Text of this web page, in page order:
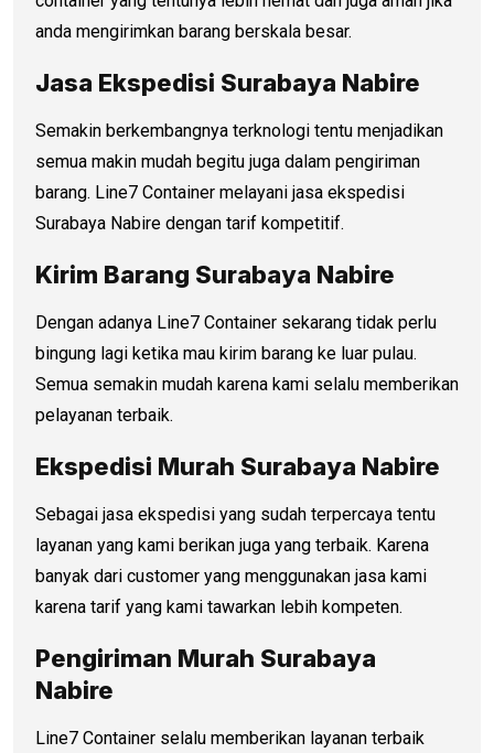
anda mengirimkan barang berskala besar.
Jasa Ekspedisi Surabaya Nabire
Semakin berkembangnya terknologi tentu menjadikan
semua makin mudah begitu juga dalam pengiriman
barang. Line7 Container melayani jasa ekspedisi
Surabaya Nabire dengan tarif kompetitif.
Kirim Barang Surabaya Nabire
Dengan adanya Line7 Container sekarang tidak perlu
bingung lagi ketika mau kirim barang ke luar pulau.
Semua semakin mudah karena kami selalu memberikan
pelayanan terbaik.
Ekspedisi Murah Surabaya Nabire
Sebagai jasa ekspedisi yang sudah terpercaya tentu
layanan yang kami berikan juga yang terbaik. Karena
banyak dari customer yang menggunakan jasa kami
karena tarif yang kami tawarkan lebih kompeten.
Pengiriman Murah Surabaya
Nabire
Line7 Container selalu memberikan layanan terbaik